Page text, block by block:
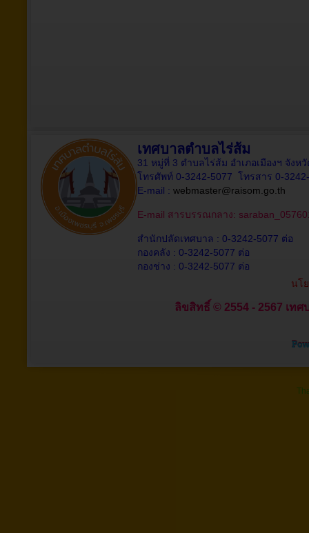
เทศบาลตำบลไร่ส้ม
31 หมู่ที่ 3 ตำบลไร่ส้ม อำเภอเมืองฯ จังห
โทรศัพท์ 0-3242-5077 โทรสาร 0-
E-mail : webmaster@raisom.go.th
E-mail สารบรรณกลาง:
สำนักปลัดเทศบาล : 0-3242-5077 ต่อ
กองคลัง : 0-3242-5077 ต่อ
กองช่าง : 0-3242-5077 ต่อ
นโ
ลิขสิทธิ์ © 2554 - 2567 เท